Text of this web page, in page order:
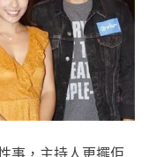
事，主持人更擺佢